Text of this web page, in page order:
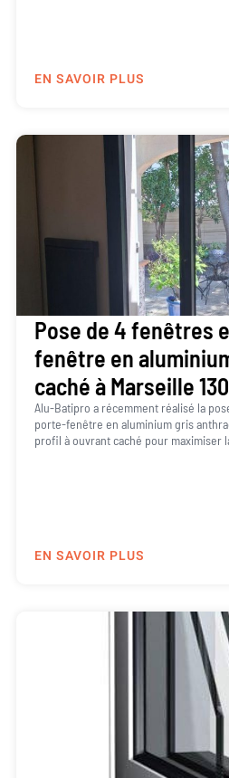
EN SAVOIR PLUS
Pose de 4 fenêtres
fenêtre en
caché à Marseille
Alu-Batipro a récemment réalisé la
porte-fenêtre en aluminium gris
profil à ouvrant caché pour maximiser
EN SAVOIR PLUS